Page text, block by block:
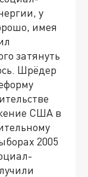
у
имея
затянуть
Шрёдер
США в
2005